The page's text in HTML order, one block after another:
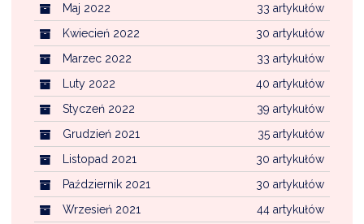
33 artykułów
Maj 2022
30 artykułów
Kwiecień 2022
33 artykułów
Marzec 2022
40 artykułów
Luty 2022
39 artykułów
Styczeń 2022
35 artykułów
Grudzień 2021
30 artykułów
Listopad 2021
30 artykułów
Październik 2021
44 artykułów
Wrzesień 2021